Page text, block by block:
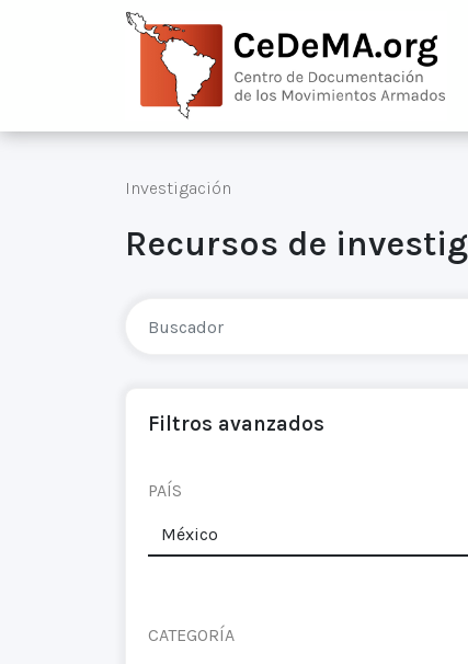
Investigación
Recursos de
Filtros avanzados
PAÍS
CATEGORÍA